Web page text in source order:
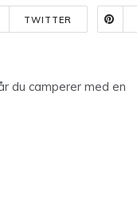
TWITTER
du camperer med en